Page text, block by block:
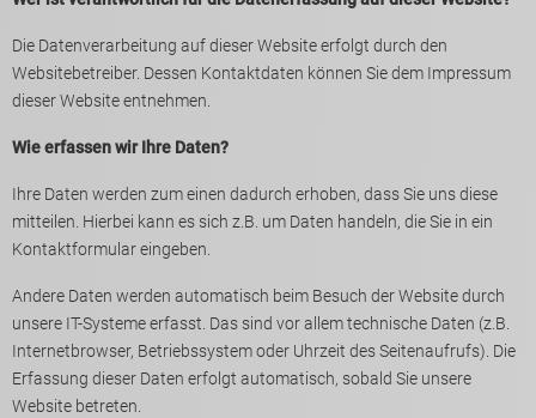
Die Datenverarbeitung auf dieser Website erfolgt durch den
Websitebetreiber. Dessen Kontaktdaten können Sie dem Impressum
dieser Website entnehmen.
Wie erfassen wir Ihre Daten?
Ihre Daten werden zum einen dadurch erhoben, dass Sie uns diese
mitteilen. Hierbei kann es sich z.B. um Daten handeln, die Sie in ein
Kontaktformular eingeben.
Andere Daten werden automatisch beim Besuch der Website durch
unsere IT-Systeme erfasst. Das sind vor allem technische Daten (z.B.
Internetbrowser, Betriebssystem oder Uhrzeit des Seitenaufrufs). Die
Erfassung dieser Daten erfolgt automatisch, sobald Sie unsere
Website betreten.